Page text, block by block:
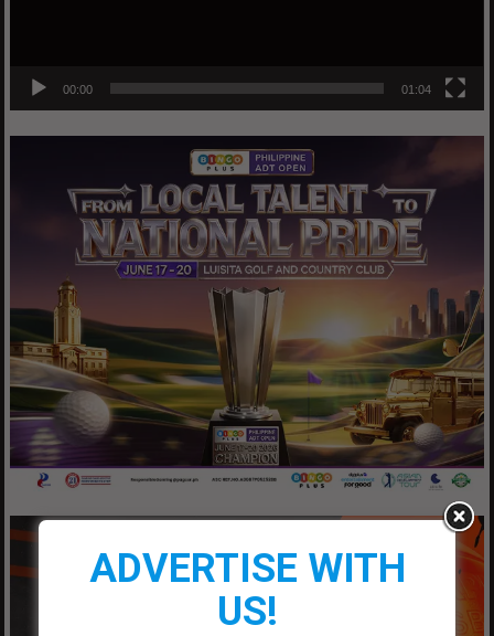
00:00 01:04
ADVERTISE WITH
US!